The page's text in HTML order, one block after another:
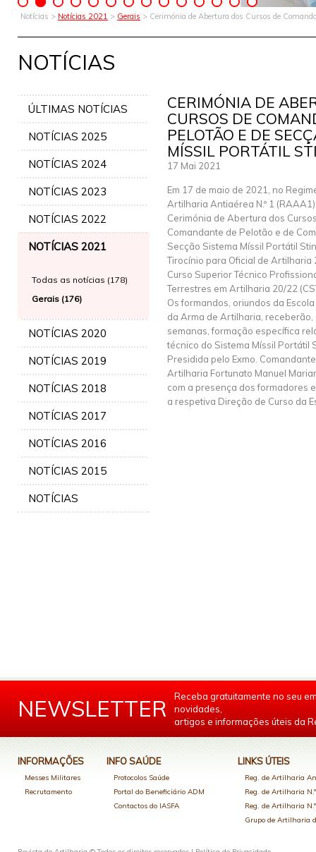
Notícias > Notícias 2021 > Gerais > Cerimónia de Abertura dos Cursos de
NOTÍCIAS
ÚLTIMAS NOTÍCIAS
NOTÍCIAS 2025
NOTÍCIAS 2024
NOTÍCIAS 2023
NOTÍCIAS 2022
NOTÍCIAS 2021
Todas as notícias (178)
Gerais (176)
NOTÍCIAS 2020
NOTÍCIAS 2019
NOTÍCIAS 2018
NOTÍCIAS 2017
NOTÍCIAS 2016
NOTÍCIAS 2015
NOTÍCIAS
CERIMÓNIA DE
CURSOS DE
PELOTÃO E DE
MÍSSIL PORTÁTIL
17 Mai 2021
Em 17 de maio de 2021, no
Artilharia Antiaérea N.º 1
Cerimónia de Abertura dos
Comandante de Pelotão e de
Secção Sistema Míssil Portátil
Tirocínio para Oficial de Artilharia
Curso Superior Técnico
Terrestres em Artilharia 20/22
Os formandos, oriundos da
da Arma de Artilharia,
semanas, formação específica
técnico do Sistema Míssil Portátil
Presidida pelo Exmo.
Artilharia Fortunato Manuel
com a presença dos formadores
a respetiva Direção de Curso da
NEWSLETTER
Receba gratuitamente no seu
novidades,
artigos e informações úteis da
INFORMAÇÕES
Messes Militares
Recrutamento
INFO SAÚDE
Protocolos Saúde
Portal do Beneficiário ADM
Contactos do IASFA
LINKS ÚTEIS
Reg. de Artilharia
Reg. de Artilharia
Reg. de Artilharia
Grupo de Artilharia